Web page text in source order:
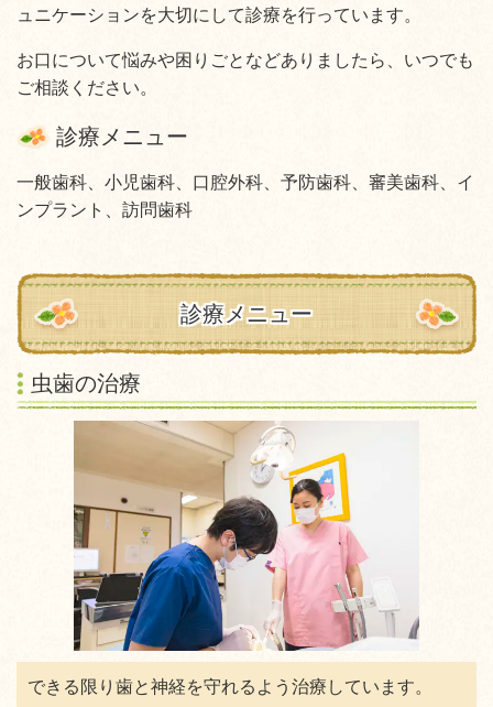
ュニケーションを大切にして診療を行っています。
お口について悩みや困りごとなどありましたら、いつでも
ご相談ください。
診療メニュー
一般歯科、小児歯科、口腔外科、予防歯科、審美歯科、イ
ンプラント、訪問歯科
診療メニュー
虫歯の治療
できる限り歯と神経を守れるよう治療しています。